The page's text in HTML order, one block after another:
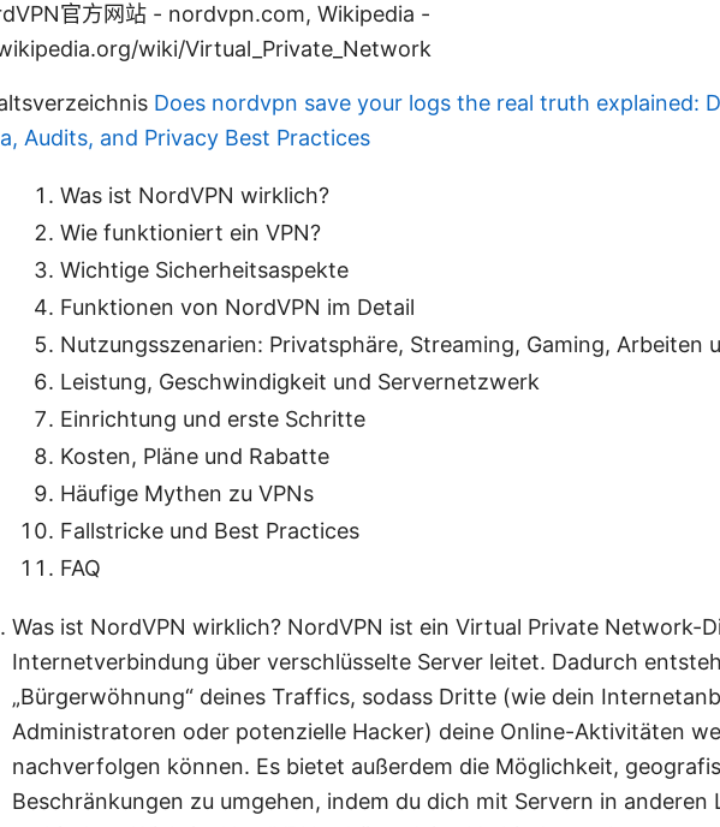
官方网站 - nordvpn.com, Wikipedia -
wiki/Virtual_Private_Network
Does nordvpn save your logs the real truth explained:
Audits, and Privacy Best Practices
Was ist NordVPN wirklich?
Wie funktioniert ein VPN?
Wichtige Sicherheitsaspekte
Funktionen von NordVPN im Detail
Nutzungsszenarien: Privatsphäre, Streaming, Gaming, Arbeiten
Leistung, Geschwindigkeit und Servernetzwerk
Einrichtung und erste Schritte
Kosten, Pläne und Rabatte
Häufige Mythen zu VPNs
Fallstricke und Best Practices
FAQ
Was ist NordVPN wirklich? NordVPN ist ein Virtual Private Network-
Internetverbindung über verschlüsselte Server leitet. Dadurch
„Bürgerwöhnung“ deines Traffics, sodass Dritte (wie dein
Administratoren oder potenzielle Hacker) deine Online-Aktivitäten
nachverfolgen können. Es bietet außerdem die Möglichkeit,
Beschränkungen zu umgehen, indem du dich mit Servern in anderen